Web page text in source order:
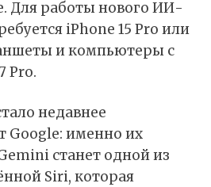
Для работы нового ИИ-
iPhone 15 Pro или
и компьютеры с
Pro.
недавнее
Google: именно их
станет одной из
Siri, которая